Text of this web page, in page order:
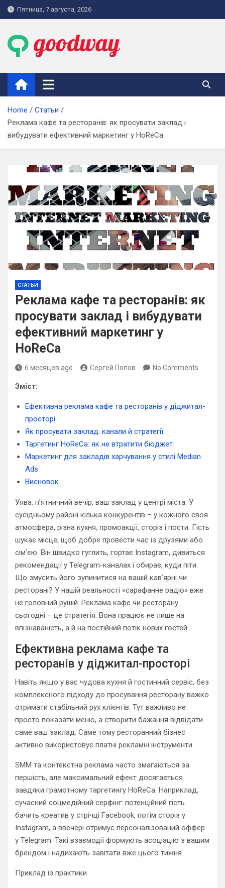
Skip
to
Пятница, 7 августа, 2026
goodway.com.ua
Home
Статьи
Реклама кафе та ресторанів: як просувати заклад і
вибудувати ефективний маркетинг у HoReCa
СТАТЬИ
Реклама кафе та ресторанів: як
просувати заклад і вибудувати
ефективний маркетинг у
HoReCa
6 месяцев ago Сергей Попов No Comments
Зміст:
Ефективна реклама кафе та ресторанів у діджитал-
просторі
Як просувати заклад: канали й стратегії
Таргетинг HoReCa: як не втратити бюджет
Маркетинг для закладів харчування у стилі Median
Ads
Висновок
Уява: п’ятничний вечір, ваш заклад у центрі міста. У
сусідньому районі кілька конкурентів – у кожного своя
атмосфера, різна кухня, промоакції, сторіз і пости. Гість
шукає місце, щоб добре провести час із друзями або
сім’єю. Він швидко гуглить, гортає Instagram, дивиться
рекомендації у Telegram-каналах і обирає, куди піти.
Що змусить його зупинитися на вашій кав’ярні чи
ресторані? У нашій реальності «сарафанне радіо» вже
не головний рушій. Реклама кафе чи ресторану
сьогодні – це стратегія. Вона працює не лише на
впізнаваність, а й на постійний потік нових гостей.
Ефективна реклама кафе та
ресторанів у діджитал-просторі
Навіть якщо у вас чудова кухня й гостинний сервіс, без
комплексного підходу до просування ресторану важко
отримати стабільний рух клієнтів. Тут важливо не
просто показати меню, а створити бажання відвідати
саме ваш заклад. Саме тому ресторанний бізнес
активно використовує платні рекламні інструменти.
SMM та контекстна реклама часто змагаються за
першість, але максимальний ефект досягається
завдяки грамотному таргетингу HoReCa. Наприклад,
сучасний соцмедійний серфінг: потенційний гість
бачить креатив у стрічці Facebook, потім сторіз у
Instagram, а ввечері отримує персоналізований оффер
у Telegram. Такі взаємодії формують асоціацію з вашим
брендом і надихають завітати вже цього тижня.
Приклад із практики